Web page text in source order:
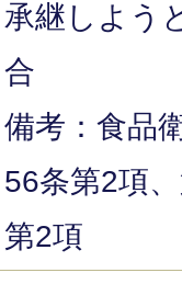
承継しよう
合
備考：食品
56条第2項
第2項